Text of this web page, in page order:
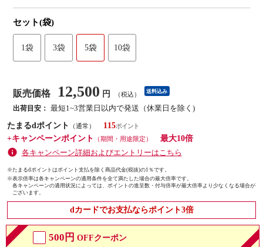
セット(袋)
1袋 3袋 5袋 10袋
販売価格 12,500 円 （税込） 送料込み
出荷目安： 最短1~3営業日以内で発送（休業日を除く)
たまるdポイント
（通常）
115
+キャンペーンポイント
（期間・用途限定）
最大10倍
各キャンペーン詳細およびエントリーはこちら
※たまるdポイントはポイント支払を除く商品代金(税抜)の1％です。
※表示倍率は各キャンペーンの適用条件を全て満たした場合の最大倍率です。
各キャンペーンの適用状況によっては、ポイントの進呈数・付与倍率が最大倍率より少なくなる場合が
ございます。
dカードでお支払ならポイント3倍
500円 OFFクーポン